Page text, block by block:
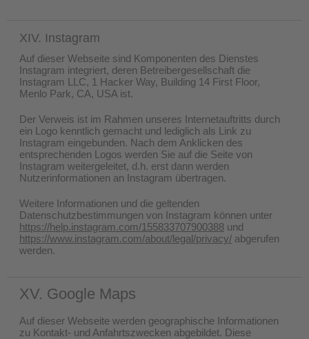
XIV. Instagram
Auf dieser Webseite sind Komponenten des Dienstes
Instagram integriert, deren Betreibergesellschaft die
Instagram LLC, 1 Hacker Way, Building 14 First Floor,
Menlo Park, CA, USA ist.
Der Verweis ist im Rahmen unseres Internetauftritts durch
ein Logo kenntlich gemacht und lediglich als Link zu
Instagram eingebunden. Nach dem Anklicken des
entsprechenden Logos werden Sie auf die Seite von
Instagram weitergeleitet, d.h. erst dann werden
Nutzerinformationen an Instagram übertragen.
Weitere Informationen und die geltenden
Datenschutzbestimmungen von Instagram können unter
https://help.instagram.com/155833707900388 und
https://www.instagram.com/about/legal/privacy/ abgerufen
werden.
XV. Google Maps
Auf dieser Webseite werden geographische Informationen
zu Kontakt- und Anfahrtszwecken abgebildet. Diese